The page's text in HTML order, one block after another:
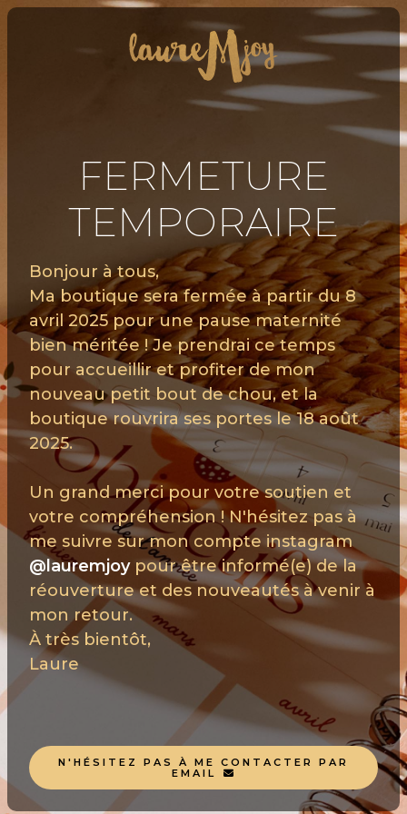
FERMETURE
TEMPORAIRE
Bonjour à tous,
Ma boutique sera fermée à partir du 8
avril 2025 pour une pause maternité
bien méritée ! Je prendrai ce temps
pour accueillir et profiter de mon
nouveau petit bout de chou, et la
boutique rouvrira ses portes le 18 août
2025.
Un grand merci pour votre soutien et
votre compréhension ! N'hésitez pas à
me suivre sur mon compte instagram
@lauremjoypour être informé(e) de la
réouverture et des nouveautés à venir à
mon retour.
À très bientôt,
Laure
N'HÉSITEZ PAS À ME CONTACTER PAR
EMAIL